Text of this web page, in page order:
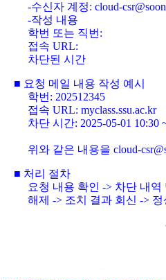
-수신자 계정: cloud-
-작성 내용
학번 또는 직번:
접속 URL:
차단된 시간
■ 요청 메일 내용 작성 예시
학번: 202512345
접속 URL: myclass.ssu.ac.kr
차단 시간: 2025-05-01 10:30
위와 같은 내용을 cloud-
■ 처리 절차
요청 내용 확인 -> 차단 내
해제 -> 조치 결과 회신 ->